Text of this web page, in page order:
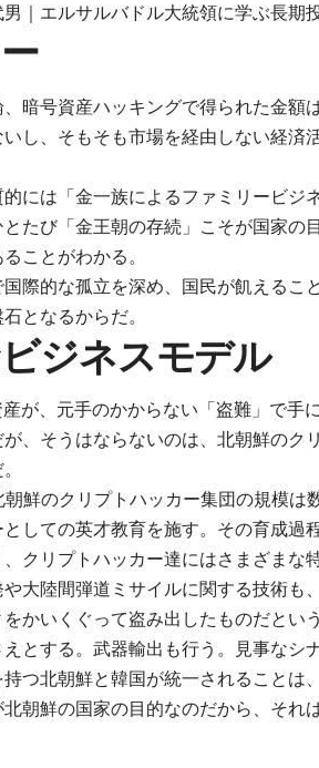
｜エルサルバドル大統領に学ぶ長期
暗号資産ハッキングで得られた金額
し、そもそも市場を経由しない経済
には「金一族によるファミリービジ
たび「金王朝の存続」こそが国家の
ことがわかる。
際的な孤立を深め、国民が飢えるこ
となるからだ。
ジネスモデル
が、元手のかからない「盗難」で手
、そうはならないのは、北朝鮮のク
鮮のクリプトハッカー集団の規模は
しての英才教育を施す。その育成過
クリプトハッカー達にはさまざまな
大陸間弾道ミサイルに関する技術も
かいくぐって盗み出したものだとい
とする。武器輸出も行う。見事なシ
つ北朝鮮と韓国が統一されることは
朝鮮の国家の目的なのだから、それ